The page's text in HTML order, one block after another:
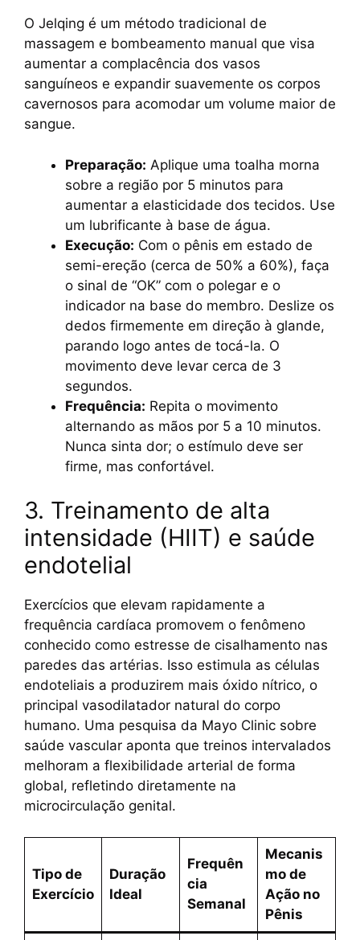
O Jelqing é um método tradicional de
massagem e bombeamento manual que visa
aumentar a complacência dos vasos
sanguíneos e expandir suavemente os corpos
cavernosos para acomodar um volume maior de
sangue.
Preparação: Aplique uma toalha morna
sobre a região por 5 minutos para
aumentar a elasticidade dos tecidos. Use
um lubrificante à base de água.
Execução: Com o pênis em estado de
semi-ereção (cerca de 50% a 60%), faça
o sinal de “OK” com o polegar e o
indicador na base do membro. Deslize os
dedos firmemente em direção à glande,
parando logo antes de tocá-la. O
movimento deve levar cerca de 3
segundos.
Frequência: Repita o movimento
alternando as mãos por 5 a 10 minutos.
Nunca sinta dor; o estímulo deve ser
firme, mas confortável.
3. Treinamento de alta
intensidade (HIIT) e saúde
endotelial
Exercícios que elevam rapidamente a
frequência cardíaca promovem o fenômeno
conhecido como estresse de cisalhamento nas
paredes das artérias. Isso estimula as células
endoteliais a produzirem mais óxido nítrico, o
principal vasodilatador natural do corpo
humano. Uma pesquisa da Mayo Clinic sobre
saúde vascular aponta que treinos intervalados
melhoram a flexibilidade arterial de forma
global, refletindo diretamente na
microcirculação genital.
Tipo de
Exercício
Duração
Ideal
Frequên
cia
Semanal
Mecanis
mo de
Ação no
Pênis